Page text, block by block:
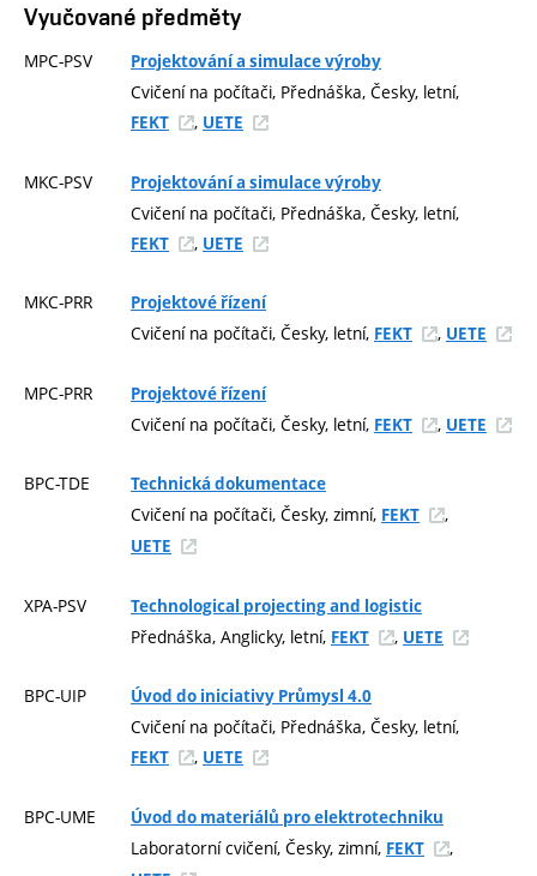
Vyučované předměty
MPC-PSV Projektování a simulace výroby
Cvičení na počítači, Přednáška, Česky, letní,
FEKT , UETE
MKC-PSV Projektování a simulace výroby
Cvičení na počítači, Přednáška, Česky, letní,
FEKT , UETE
MKC-PRR Projektové řízení
Cvičení na počítači, Česky, letní, FEKT , UETE
MPC-PRR Projektové řízení
Cvičení na počítači, Česky, letní, FEKT , UETE
BPC-TDE Technická dokumentace
Cvičení na počítači, Česky, zimní, FEKT ,
UETE
XPA-PSV Technological projecting and logistic
Přednáška, Anglicky, letní, FEKT , UETE
BPC-UIP Úvod do iniciativy Průmysl 4.0
Cvičení na počítači, Přednáška, Česky, letní,
FEKT , UETE
BPC-UME Úvod do materiálů pro elektrotechniku
Laboratorní cvičení, Česky, zimní, FEKT ,